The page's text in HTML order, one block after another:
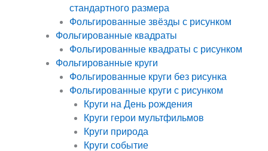
стандартного размера
Фольгированные звёзды с рисунком
Фольгированные квадраты
Фольгированные квадраты с рисунком
Фольгированные круги
Фольгированные круги без рисунка
Фольгированные круги с рисунком
Круги на День рождения
Круги герои мультфильмов
Круги природа
Круги событие